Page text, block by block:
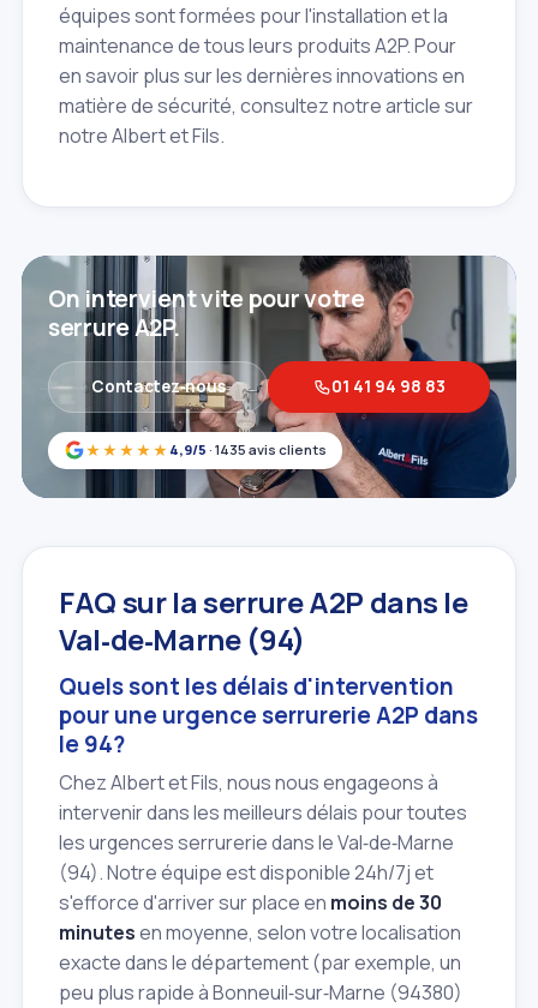
équipes sont formées pour l'installation et la
maintenance de tous leurs produits A2P. Pour
en savoir plus sur les dernières innovations en
matière de sécurité, consultez notre article sur
notre Albert et Fils.
★★★★★ 4,9/5 · 1435 avis clients
On intervient vite pour votre
serrure A2P.
Contactez‑nous 01 41 94 98 83
FAQ sur la serrure A2P dans le
Val‑de‑Marne (94)
Quels sont les délais d'intervention
pour une urgence serrurerie A2P dans
le 94?
Chez Albert et Fils, nous nous engageons à
intervenir dans les meilleurs délais pour toutes
les urgences serrurerie dans le Val‑de‑Marne
(94). Notre équipe est disponible 24h/7j et
s'efforce d'arriver sur place en moins de 30
minutesen moyenne, selon votre localisation
exacte dans le département (par exemple, un
peu plus rapide à Bonneuil‑sur‑Marne (94380)